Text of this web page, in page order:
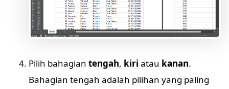
Pilih bahagian tengah, kiri atau kanan.
Bahagian tengah adalah pilihan yang paling